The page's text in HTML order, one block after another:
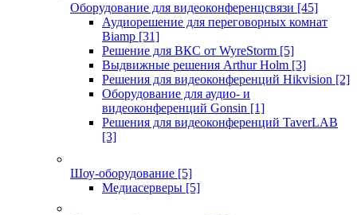
Оборудование для видеоконференцсвязи [45]
Аудиорешение для переговорных комнат
Biamp [31]
Решение для ВКС от WyreStorm [5]
Выдвижные решения Arthur Holm [3]
Решения для видеоконференций Hikvision [2]
Оборудование для аудио- и
видеоконференций Gonsin [1]
Решения для видеоконференций TaverLAB
[3]
Шоу-оборудование [5]
Медиасерверы [5]